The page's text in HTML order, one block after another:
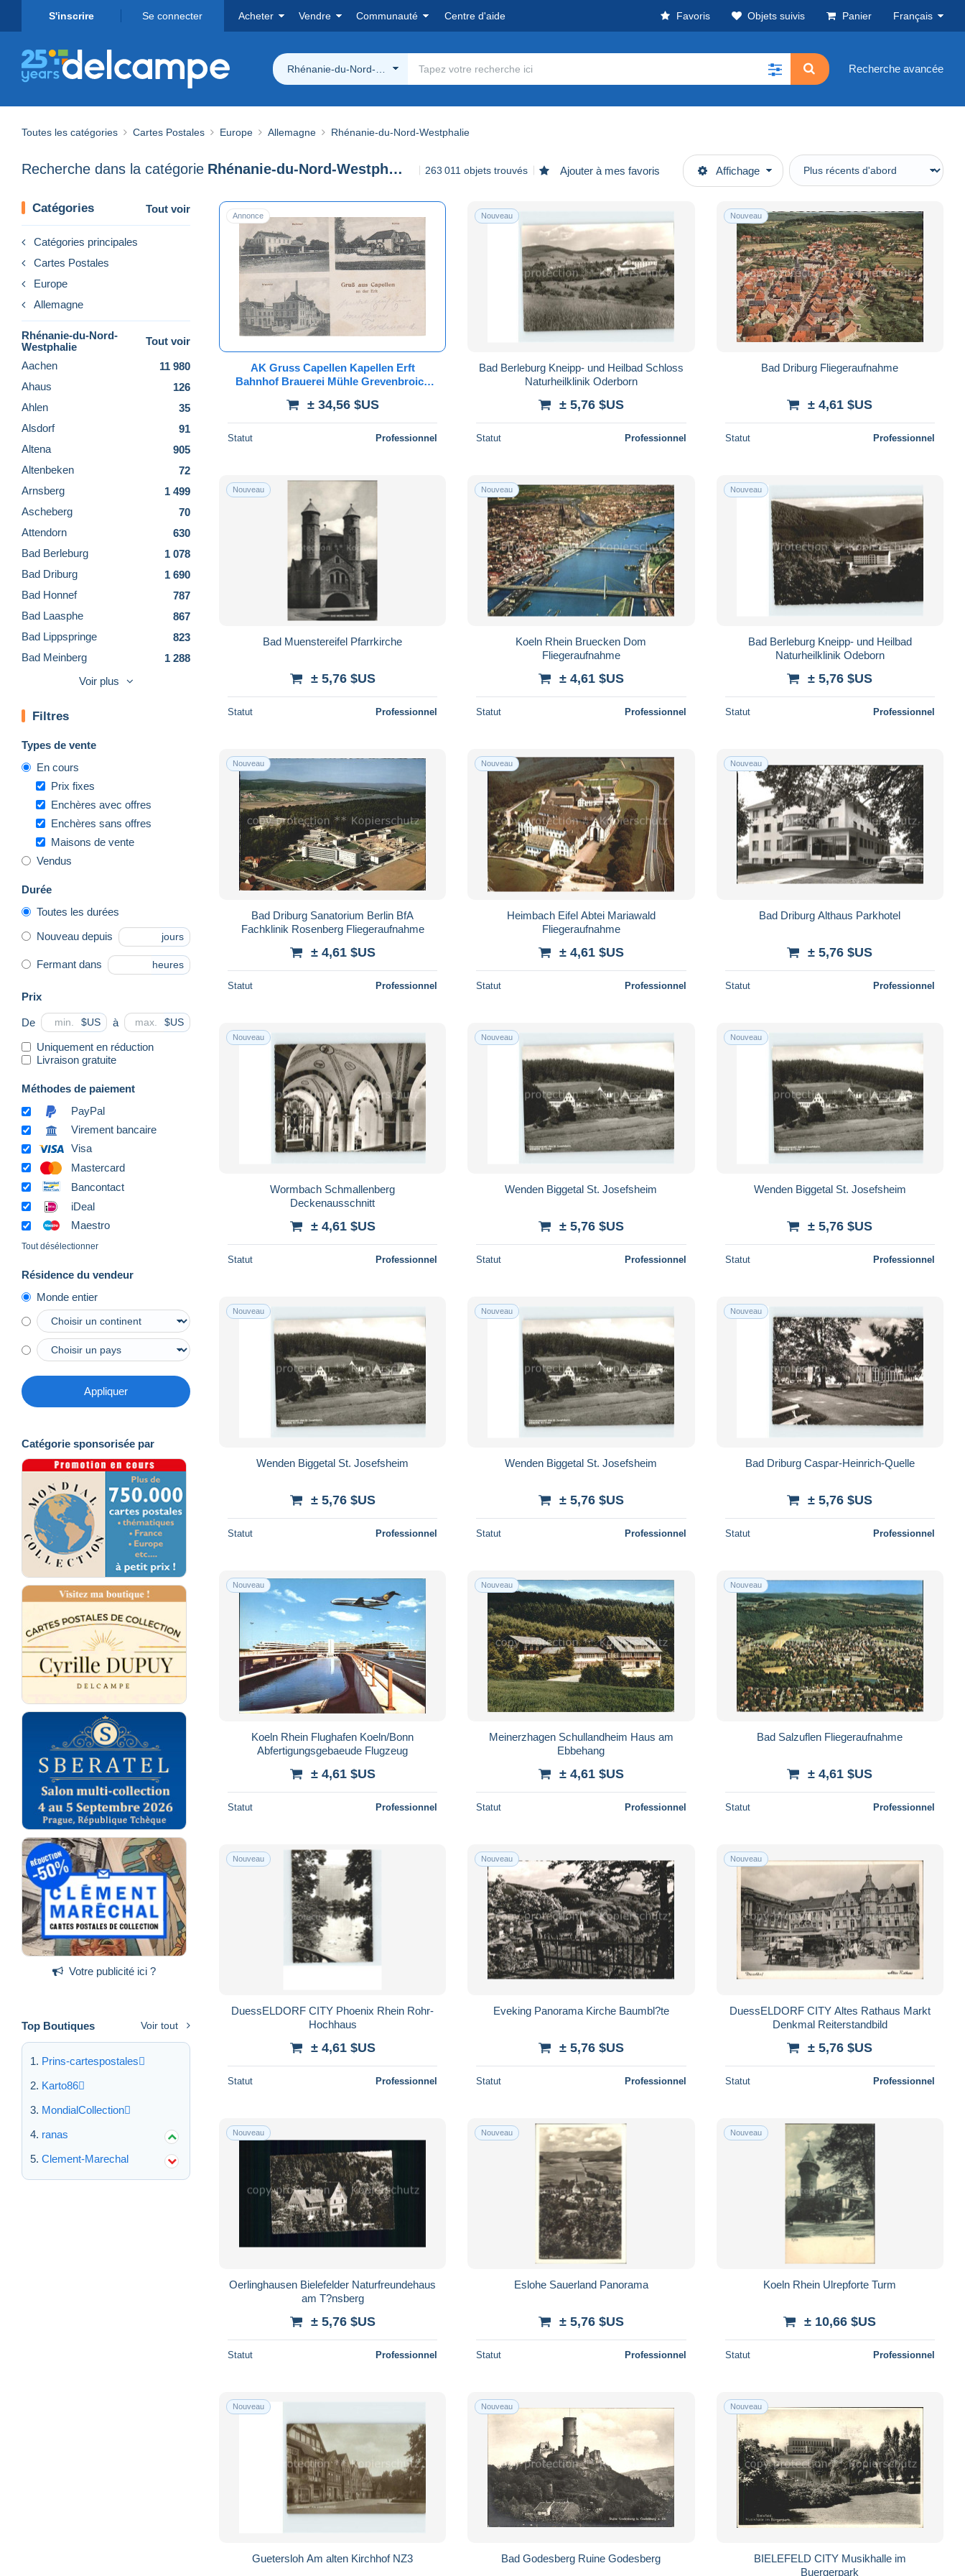
S'inscrire Se connecter Acheter Vendre Communauté Centre d'aide Favoris Objets suivis Panier Français
Rhénanie-du-Nord-Westphalie Recherche avancée
Toutes les catégories Cartes Postales Europe Allemagne Rhénanie-du-Nord-Westphalie
Recherche dans la catégorie Rhénanie-du-Nord-Westphalie 263 011 objets trouvés Ajouter à mes favoris Affichage
Catégories Tout voir
Catégories principales
Cartes Postales
Europe
Allemagne
Rhénanie-du-Nord-
Westphalie
Tout voir
Aachen
11 980
Ahaus
126
Ahlen
35
Alsdorf
91
Altena
905
Altenbeken
72
Arnsberg
1 499
Ascheberg
70
Attendorn
630
Bad Berleburg
1 078
Bad Driburg
1 690
Bad Honnef
787
Bad Laasphe
867
Bad Lippspringe
823
Bad Meinberg
1 288
Bad Muenstereifel
Bad Salzuflen
Bad Sassendorf
Bad Wuennenberg
Beckum
Bergheim
Bergisch Gladbach
Bergneustadt
Beverungen
Bielefeld
Bocholt
1 847
10 178
Borken
238
Bornheim
Bottrop
188
Brakel
103
Brilon
Buende
Castrop-Rauxel
Coesfeld
Datteln
Detmold
Dinslaken
Dormagen
Dorsten
Drachenfels
Duelmen
Dueren
2 596
Duesseldorf
17 063
Emmerich
763
Emsdetten
44
Ennepetal
Erftstadt
29
Erkelenz
77
Erkrath
Eschweiler
Espelkamp
Essen
8 976
Euskirchen
Geilenkirchen
174
Geldern
Gelsenkirchen
1 586
Gescher
32
Getmold
229
Gevelsberg
Gladbeck
Greven
Grevenbroich
101
Gronau
129
Guetersloh
468
Gummersbach
557
Haan
151
Hagen
2 192
Halle i. Westf.
141
Haltern
Harsewinkel
Hennef
Herford
589
Herne
836
Herten
72
Voir plus
Filtres
Types de vente
En cours
Prix fixes
Enchères avec offres
Enchères sans offres
Maisons de vente
Vendus
Durée
Toutes les durées
Nouveau depuis jours
Fermant dans heures
Prix
De $US à $US
Uniquement en réduction
Livraison gratuite
Méthodes de paiement
PayPal
Virement bancaire
Visa
Mastercard
Bancontact
iDeal
Maestro
Tout désélectionner
Résidence du vendeur
Monde entier
Appliquer
Catégorie sponsorisée par
Votre publicité ici ?
Top Boutiques Voir tout
Prins-cartespostales
Karto86
MondialCollection
ranas
Clement-Marechal
Annonce
AK Gruss Capellen Kapellen Erft
Bahnhof Brauerei Mühle Grevenbroich
Neukirchen
± 34,56 $US
Statut Professionnel
Nouveau
Bad Berleburg Kneipp- und Heilbad Schloss
Naturheilklinik Oderborn
± 5,76 $US
Statut Professionnel
Nouveau
Bad Driburg Fliegeraufnahme
± 4,61 $US
Statut Professionnel
Nouveau
Bad Muenstereifel Pfarrkirche
± 5,76 $US
Statut Professionnel
Nouveau
Koeln Rhein Bruecken Dom
Fliegeraufnahme
± 4,61 $US
Statut Professionnel
Nouveau
Bad Berleburg Kneipp- und Heilbad
Naturheilklinik Odeborn
± 5,76 $US
Statut Professionnel
Nouveau
Bad Driburg Sanatorium Berlin BfA
Fachklinik Rosenberg Fliegeraufnahme
± 4,61 $US
Statut Professionnel
Nouveau
Heimbach Eifel Abtei Mariawald
Fliegeraufnahme
± 4,61 $US
Statut Professionnel
Nouveau
Bad Driburg Althaus Parkhotel
± 5,76 $US
Statut Professionnel
Nouveau
Wormbach Schmallenberg
Deckenausschnitt
± 4,61 $US
Statut Professionnel
Nouveau
Wenden Biggetal St. Josefsheim
± 5,76 $US
Statut Professionnel
Nouveau
Wenden Biggetal St. Josefsheim
± 5,76 $US
Statut Professionnel
Nouveau
Wenden Biggetal St. Josefsheim
± 5,76 $US
Statut Professionnel
Nouveau
Wenden Biggetal St. Josefsheim
± 5,76 $US
Statut Professionnel
Nouveau
Bad Driburg Caspar-Heinrich-Quelle
± 5,76 $US
Statut Professionnel
Nouveau
Koeln Rhein Flughafen Koeln/Bonn
Abfertigungsgebaeude Flugzeug
± 4,61 $US
Statut Professionnel
Nouveau
Meinerzhagen Schullandheim Haus am
Ebbehang
± 4,61 $US
Statut Professionnel
Nouveau
Bad Salzuflen Fliegeraufnahme
± 4,61 $US
Statut Professionnel
Nouveau
DuessELDORF CITY Phoenix Rhein Rohr-
Hochhaus
± 4,61 $US
Statut Professionnel
Nouveau
Eveking Panorama Kirche Baumbl?te
± 5,76 $US
Statut Professionnel
Nouveau
DuessELDORF CITY Altes Rathaus Markt
Denkmal Reiterstandbild
± 5,76 $US
Statut Professionnel
Nouveau
Oerlinghausen Bielefelder Naturfreundehaus
am T?nsberg
± 5,76 $US
Statut Professionnel
Nouveau
Eslohe Sauerland Panorama
± 5,76 $US
Statut Professionnel
Nouveau
Koeln Rhein Ulrepforte Turm
± 10,66 $US
Statut Professionnel
Nouveau
Guetersloh Am alten Kirchhof NZ3
Nouveau
Bad Godesberg Ruine Godesberg
Nouveau
BIELEFELD CITY Musikhalle im
Buergerpark